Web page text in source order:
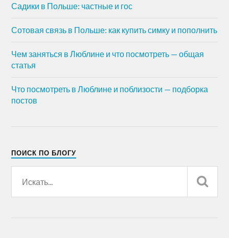
Садики в Польше: частные и гос
Сотовая связь в Польше: как купить симку и пополнить
Чем заняться в Люблине и что посмотреть — общая
статья
Что посмотреть в Люблине и поблизости — подборка
постов
ПОИСК ПО БЛОГУ